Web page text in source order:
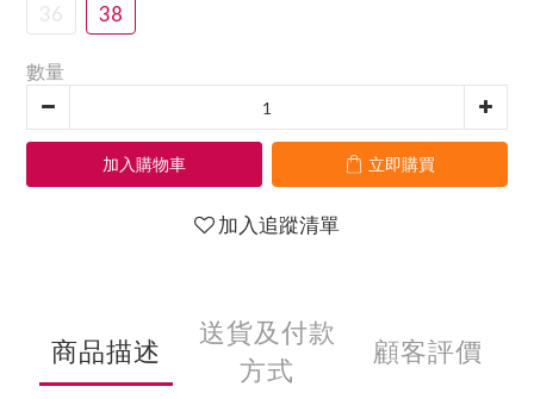
36 38
數量
加入購物車 立即購買
加入追蹤清單
商品描述
送貨及付款
方式
顧客評價